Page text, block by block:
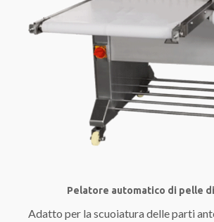
Pelatore automatico di pelle
Adatto per la scuoiatura delle parti